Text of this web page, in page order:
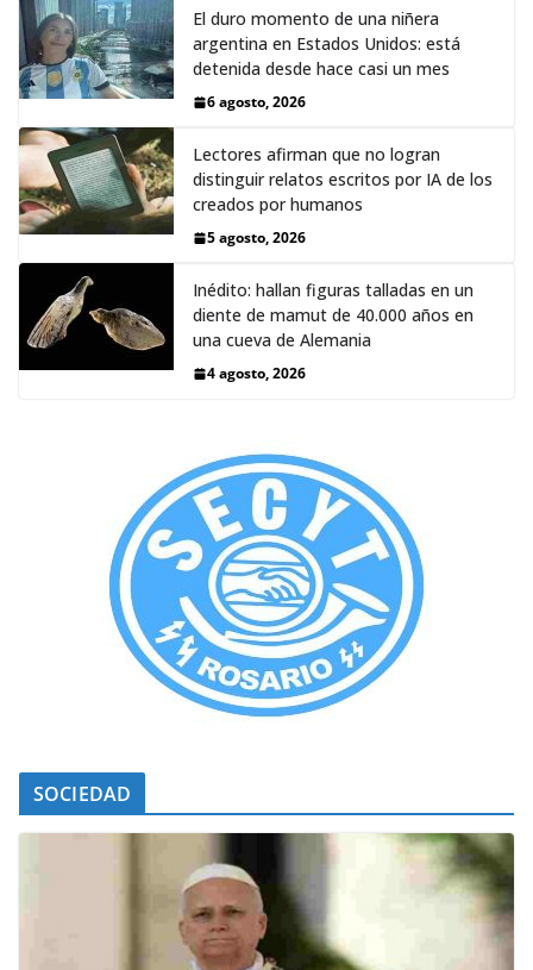
El duro momento de una niñera
argentina en Estados Unidos: está
detenida desde hace casi un mes
6 agosto, 2026
Lectores afirman que no logran
distinguir relatos escritos por IA de los
creados por humanos
5 agosto, 2026
Inédito: hallan figuras talladas en un
diente de mamut de 40.000 años en
una cueva de Alemania
4 agosto, 2026
SOCIEDAD